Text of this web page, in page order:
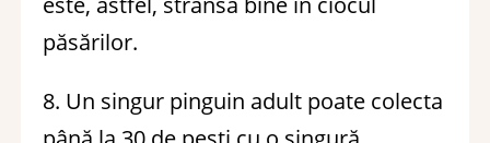
păsărilor.
8. Un singur pinguin adult poate colecta